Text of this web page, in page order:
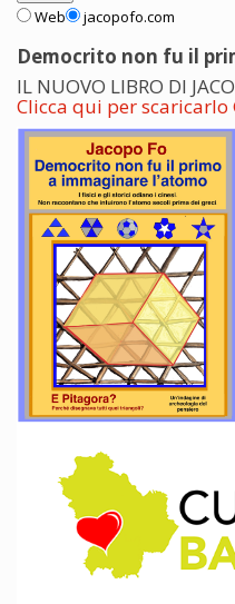
Web jacopofo.com
Democrito non fu il
IL NUOVO LIBRO DI
Clicca qui per